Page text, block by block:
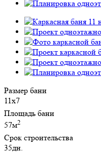
Размер бани
11х7
Площадь бани
57м2
Срок строительства
35дн.